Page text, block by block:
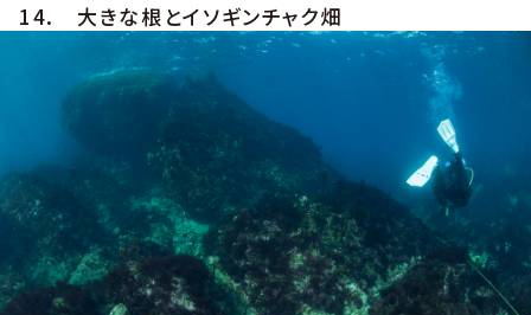
14. 大きな根とイソギンチャク畑